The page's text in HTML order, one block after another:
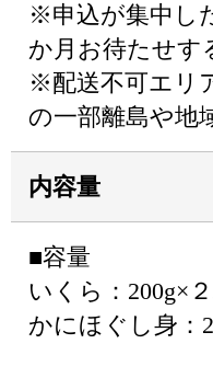
※申込が集中し
か月お待たせす
※配送不可エリ
の一部離島や地
内容量
■容量
いくら：200g×
かにほぐし身：